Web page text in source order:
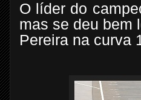
O líder do
mas se deu bem
Pereira na curva